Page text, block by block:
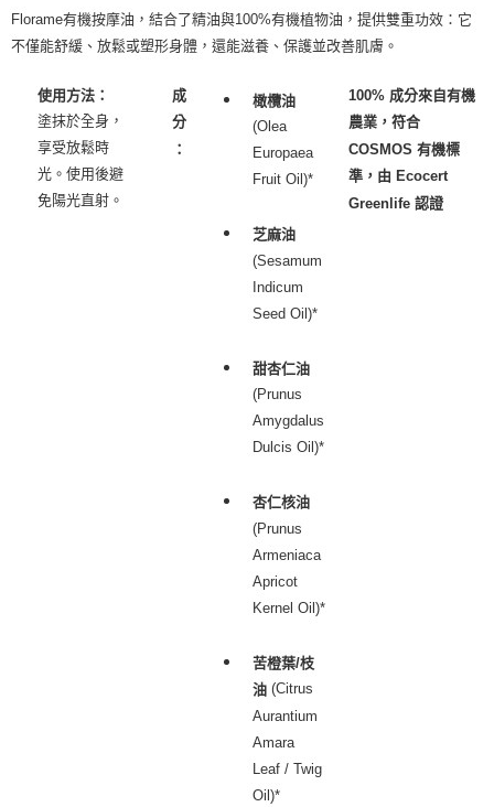
每筆NT$80，滿NT$999(含以上)免運費
7-11取貨付款
7-11純取貨 (先付款
每筆NT$80，滿NT$999(含以上)免運費
宅配
每筆NT$100，滿NT$999(含以上)免運費
離島宅配（澎湖、金門、馬祖、小琉球）
每筆NT$250，滿NT$3,000(含以上)免運費
Florame有機按摩油，結合了精油與100%有機植物油，提供雙重功效：它
不僅能舒緩、放鬆或塑形身體，還能滋養、保護並改善肌膚。
使用方法：
塗抹於全身，
享受放鬆時
光。使用後避
免陽光直射。
成
分
：
橄欖油
(Olea
Europaea
Fruit Oil)*
芝麻油
(Sesamum
Indicum
Seed Oil)*
甜杏仁油
(Prunus
Amygdalus
Dulcis Oil)*
杏仁核油
(Prunus
Armeniaca
Apricot
Kernel Oil)*
苦橙葉/枝
油 (Citrus
Aurantium
Amara
Leaf / Twig
Oil)*
100% 成分來自有機
農業，符合
COSMOS 有機標
準，由 Ecocert
Greenlife 認證